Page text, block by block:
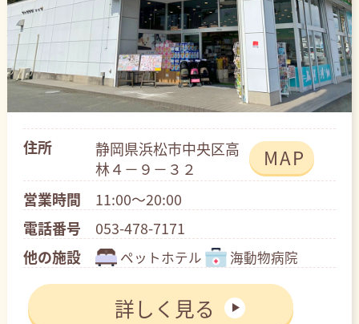
住所
静岡県浜松市中央区高
林４－９－３２
MAP
営業時間
11:00～20:00
電話番号
053-478-7171
他の施設
ペットホテル 海動物病院
詳しく見る